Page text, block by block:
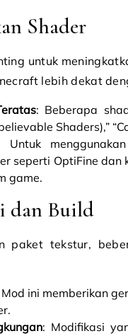
Shader
untuk
lebih dekat
: Beberapa
Shaders),”
Untuk
seperti OptiFine
game.
dan Build
paket tekstur,
Mod ini memberikan
: Modifikasi